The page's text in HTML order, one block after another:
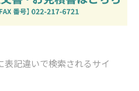
記違いで検索されるサイ